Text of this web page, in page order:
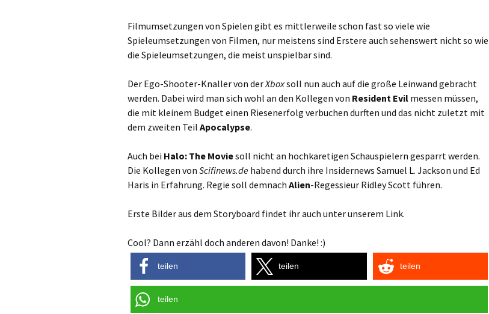
Filmumsetzungen von Spielen gibt es mittlerweile schon fast so viele wie
Spieleumsetzungen von Filmen, nur meistens sind Erstere auch sehenswert nicht so wie
die Spieleumsetzungen, die meist unspielbar sind.
Der Ego-Shooter-Knaller von derXboxsoll nun auch auf die große Leinwand gebracht
werden. Dabei wird man sich wohl an den Kollegen von Resident Evil messen müssen,
die mit kleinem Budget einen Riesenerfolg verbuchen durften und das nicht zuletzt mit
dem zweiten Teil Apocalypse.
Auch bei Halo: The Moviesoll nicht an hochkaretigen Schauspielern gesparrt werden.
Die Kollegen von Scifinews.de habend durch ihre Insidernews Samuel L. Jackson und Ed
Haris in Erfahrung. Regie soll demnach Alien-Regessieur Ridley Scott führen.
Erste Bilder aus dem Storyboard findet ihr auch unter unserem Link.
Cool? Dann erzähl doch anderen davon! Danke! :)
teilen teilen teilen
teilen